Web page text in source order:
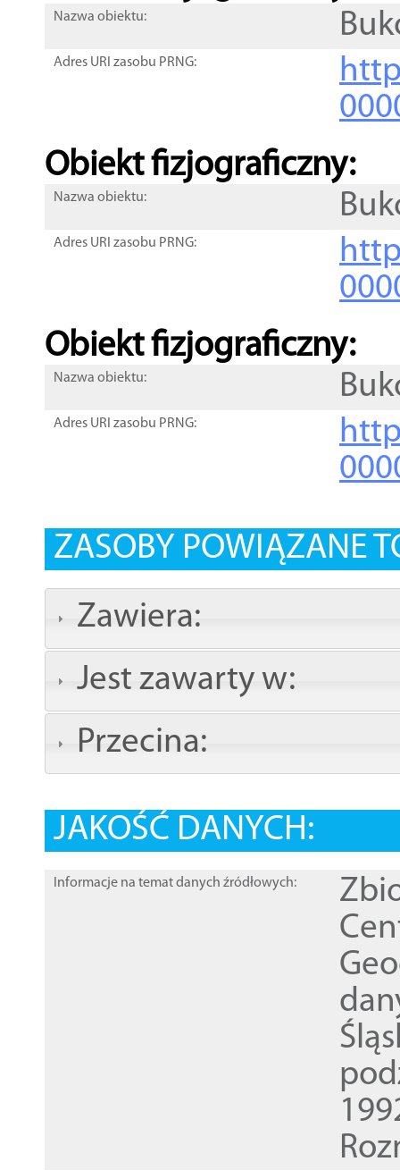
Nazwa obiektu:
Adres URI zasobu PRNG:
Obiekt fizjograficzny:
Nazwa obiektu:
Adres URI zasobu PRNG:
Obiekt fizjograficzny:
Nazwa obiektu:
Adres URI zasobu PRNG:
ZASOBY POWIĄZANE
Zawiera:
Jest zawarty w:
Przecina:
JAKOŚĆ DANYCH:
Informacje na temat danych źródłowych: